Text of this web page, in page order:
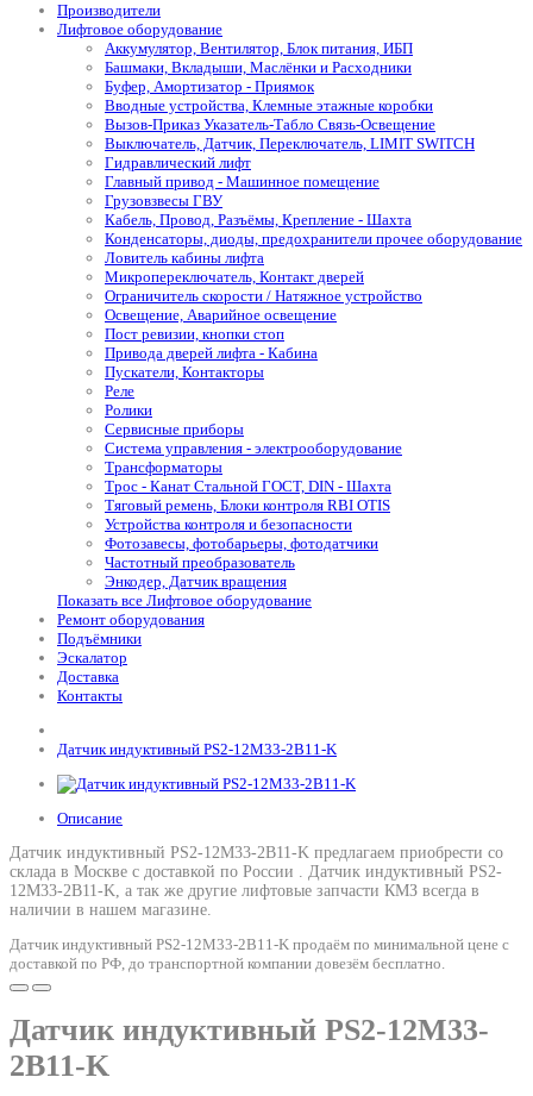
Производители
Лифтовое оборудование
Аккумулятор, Вентилятор, Блок питания, ИБП
Башмаки, Вкладыши, Маслёнки и Расходники
Буфер, Амортизатор - Приямок
Вводные устройства, Клемные этажные коробки
Вызов-Приказ Указатель-Табло Связь-Освещение
Выключатель, Датчик, Переключатель, LIMIT SWITCH
Гидравлический лифт
Главный привод - Машинное помещение
Грузовзвесы ГВУ
Кабель, Провод, Разъёмы, Крепление - Шахта
Конденсаторы, диоды, предохранители прочее оборудование
Ловитель кабины лифта
Микропереключатель, Контакт дверей
Ограничитель скорости / Натяжное устройство
Освещение, Аварийное освещение
Пост ревизии, кнопки стоп
Привода дверей лифта - Кабина
Пускатели, Контакторы
Реле
Ролики
Сервисные приборы
Система управления - электрооборудование
Трансформаторы
Трос - Канат Стальной ГОСТ, DIN - Шахта
Тяговый ремень, Блоки контроля RBI OTIS
Устройства контроля и безопасности
Фотозавесы, фотобарьеры, фотодатчики
Частотный преобразователь
Энкодер, Датчик вращения
Показать все Лифтовое оборудование
Ремонт оборудования
Подъёмники
Эскалатор
Доставка
Контакты
Датчик индуктивный PS2-12M33-2B11-K
Описание
Датчик индуктивный PS2-12M33-2B11-K предлагаем приобрести со
склада в Москве с доставкой по России . Датчик индуктивный PS2-
12M33-2B11-K, а так же другие лифтовые запчасти КМЗ всегда в
наличии в нашем магазине.
Датчик индуктивный PS2-12M33-2B11-K продаём по минимальной цене с
доставкой по РФ, до транспортной компании довезём бесплатно.
Датчик индуктивный PS2-12M33-
2B11-K